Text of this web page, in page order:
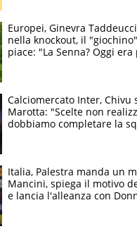
Europei, Ginevra
nella knockout, il
piace: "La Senna? Oggi
Calciomercato Inter, Chivu
Marotta: "Scelte non
dobbiamo completare la
Italia, Palestra manda un
Mancini, spiega il motivo
e lancia l'alleanza con